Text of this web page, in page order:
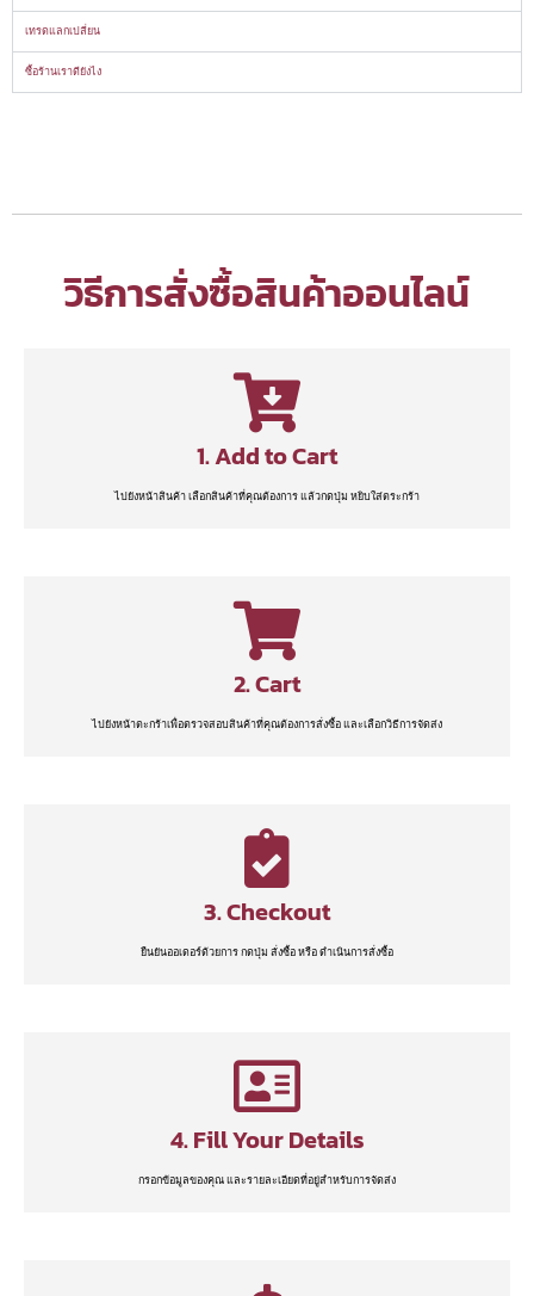
เทรดแลกเปลี่ยน
ซื้อร้านเราดียังไง
วิธีการสั่งซื้อสินค้าออนไลน์
1. Add to Cart
ไปยังหน้าสินค้า เลือกสินค้าที่คุณต้องการ แล้วกดปุ่ม หยิบใส่ตระกร้า
2. Cart
ไปยังหน้าตะกร้าเพื่อตรวจสอบสินค้าที่คุณต้องการสั่งซื้อ และเลือกวิธีการจัดส่ง
3. Checkout
ยืนยันออเดอร์ด้วยการ กดปุ่ม สั่งซื้อ หรือ ดำเนินการสั่งซื้อ
4. Fill Your Details
กรอกข้อมูลของคุณ และรายละเอียดที่อยู่สำหรับการจัดส่ง